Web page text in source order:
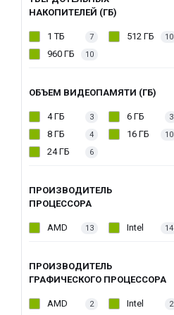
НАКОПИТЕЛЕЙ (ГБ)
1 ТБ 7 512 ГБ 10
960 ГБ 10
ОБЪЕМ ВИДЕОПАМЯТИ (ГБ)
4 ГБ 3 6 ГБ 3
8 ГБ 4 16 ГБ 10
24 ГБ 6
ПРОИЗВОДИТЕЛЬ
ПРОЦЕССОРА
AMD 13 Intel 14
ПРОИЗВОДИТЕЛЬ
ГРАФИЧЕСКОГО ПРОЦЕССОРА
AMD 2 Intel 2